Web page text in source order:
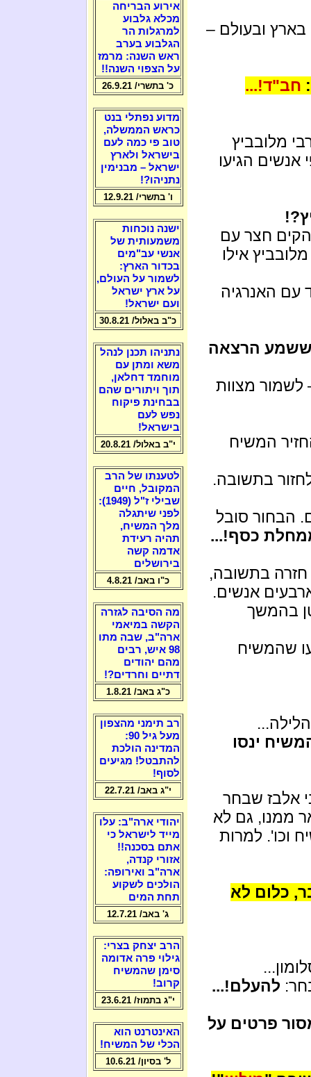
ובעולם –
חב"ד!...
מלובביץ
אנשים הגיעו
חצר עם
אילו
האנרגיה
ששמע הרצאה
מצוות
המשיח
בתשובה.
הבחור סובל
כסף!...
בתשובה,
אנשים.
בהמשך
שהמשיח
ינסו
אלבז שבחר
ממנו, גם לא
וכו'. למרות
כלום לא
להעלם!...
למי שימסור פרטים על
אירוע הבריחה
מכלא גלבוע
למרגלות הר
הגלבוע בערב
ראש השנה: מרמז
על הצפוי השנה!!
כ' בתשרי/ 26.9.21
מדוע נפתלי בנט
כראש הממשלה,
טוב פי כמה לעם
בישראל ולארץ
ישראל – מבנימין
נתניהו?!
ו' בתשרי/ 12.9.21
ישנה נוכחות
משמעותית של
אנשי עב"מים
בכדור הארץ:
לשמור על העולם,
על ארץ ישראל
ועם ישראל!
כ"ב באלול/ 30.8.21
נתניהו תכנן לנהל
משא ומתן עם
מוחמד דחלאן,
תוך ויתורים שהם
בבחינת פיקוח
נפש לעם
בישראל!
י"ב באלול/ 20.8.21
לטענתו של הרב
המקובל, חיים
שבילי ז"ל (1949):
לפני שיתגלה
מלך המשיח,
תהיה רעידת
אדמה קשה
בירושלים
כ"ו באב/ 4.8.21
מה הסיבה לגזרה
הקשה במיאמי
ארה"ב, שבה מתו
98 איש, רבים
מהם יהודים
דתיים וחרדים?!
כ"ג באב/ 1.8.21
רב תימני מהצפון
מעל גיל 90:
המדינה הולכת
להתבטל! מגיעים
לסוף!
י"ג באב/ 22.7.21
יהודי ארה"ב: עלו
מייד לישראל כי
אתם בסכנה!!
אזורי קנדה,
ארה"ב ואירופה:
הולכים לשקוע
תחת המים
ג' באב/ 12.7.21
הרב יצחק בצרי:
גילוי פרה אדומה
סימן שהמשיח
קרוב!
י"ג בתמוז/ 23.6.21
האינטרנט הוא
הכלי של המשיח!
ל' בסיון/ 10.6.21